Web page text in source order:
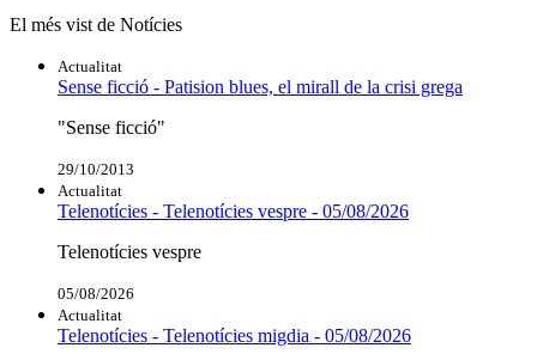
El més vist de Notícies
Actualitat
Sense ficció - Patision blues, el mirall de la crisi grega
"Sense ficció"
29/10/2013
Actualitat
Telenotícies - Telenotícies vespre - 05/08/2026
Telenotícies vespre
05/08/2026
Actualitat
Telenotícies - Telenotícies migdia - 05/08/2026